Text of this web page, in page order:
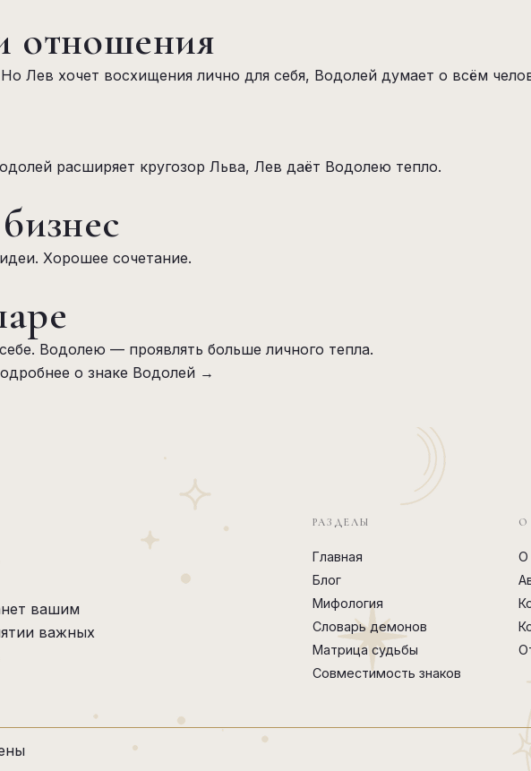
Лев хочет восхищения лично для себя, Водолей думает о всём
расширяет кругозор Льва, Лев даёт Водолею тепло.
Хорошее сочетание.
Водолею — проявлять больше личного тепла.
о знаке Водолей →
вашим
важных
РАЗДЕЛЫ
Главная
Блог
Мифология
Словарь демонов
Матрица судьбы
Совместимость знаков
О
О